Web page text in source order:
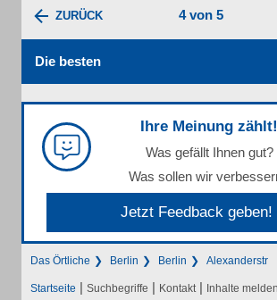
ZURÜCK 4 von 5
Die besten
Ihre Meinung zählt!
Was gefällt Ihnen gut?
Was sollen wir
Jetzt Feedback geben!
Das Örtliche Berlin Berlin Alexanderstr
Startseite | Suchbegriffe | Kontakt | Inhalte melden